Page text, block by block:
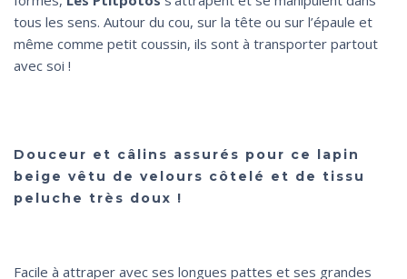
tous les sens. Autour du cou, sur la tête ou sur l’épaule et
même comme petit coussin, ils sont à transporter partout
avec soi !
Douceur et câlins assurés pour ce lapin
beige vêtu de velours côtelé et de tissu
peluche très doux !
Facile à attraper avec ses longues pattes et ses grandes